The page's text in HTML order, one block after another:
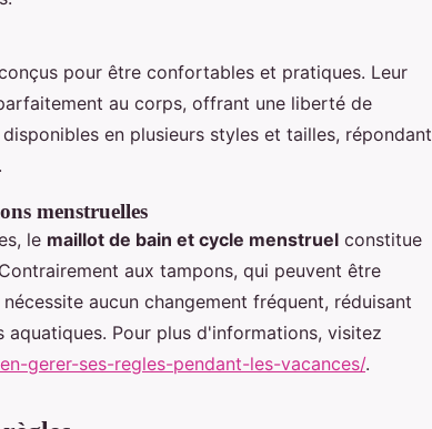
pour être confortables et pratiques. Leur
au corps, offrant une liberté de
en plusieurs styles et tailles, répondant
menstruelles
le maillot de bain et cycle menstruel constitue
aux tampons, qui peuvent être
aucun changement fréquent, réduisant
Pour plus d'informations, visitez
gerer-ses-regles-pendant-les-vacances/.